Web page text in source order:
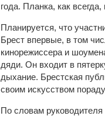
года. Планка, как
Планируется, что
Брест впервые, в том
кинорежиссера и
дяди. Он входит в
дыхание. Брестская
своим искусством
По словам